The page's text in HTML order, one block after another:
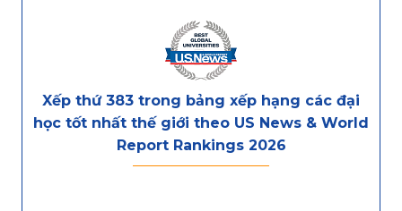
Xếp thứ 383 trong bảng xếp hạng các đại
học tốt nhất thế giới theo US News & World
Report Rankings 2026